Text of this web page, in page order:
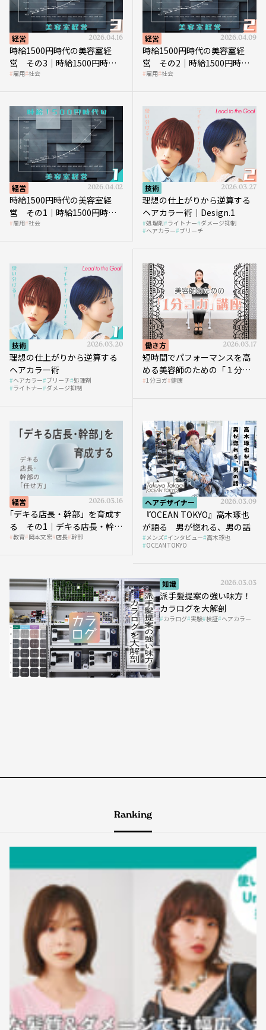
経営 2026.04.16
時給1500円時代の美容室経
営 その3｜時給1500円時
代、美容業はどのような影響
雇用 社会
経営 2026.04.09
時給1500円時代の美容室経
営 その2｜時給1500円時代
に支払う給与はいくらなのか
雇用 社会
経営 2026.04.02
時給1500円時代の美容室経
営 その1｜時給1500円時代
へ向かう社会的背景
雇用 社会
技術 2026.03.27
理想の仕上がりから逆算する
ヘアカラー術｜Design.1
処理剤 ライトナー ダメージ抑制
ヘアカラー ブリーチ
技術 2026.03.20
理想の仕上がりから逆算する
ヘアカラー術
ヘアカラー ブリーチ 処理剤
ライトナー ダメージ抑制
働き方 2026.03.17
短時間でパフォーマンスを高
める美容師のための「１分ヨ
ガ」講座｜実践編
1分ヨガ 健康
経営 2026.03.16
｢デキる店長・幹部」を育成す
る その1｜デキる店長・幹部
の「任せ方」
教育 岡本文宏 店長 幹部
ヘアデザイナー 2026.03.09
『OCEAN TOKYO』高木琢也
が語る 男が惚れる、男の話
メンズ インタビュー 高木琢也
OCEAN TOKYO
知識 2026.03.03
派手髪提案の強い味方！
カラログを大解剖
カラログ 実験 検証 ヘアカラー
Ranking